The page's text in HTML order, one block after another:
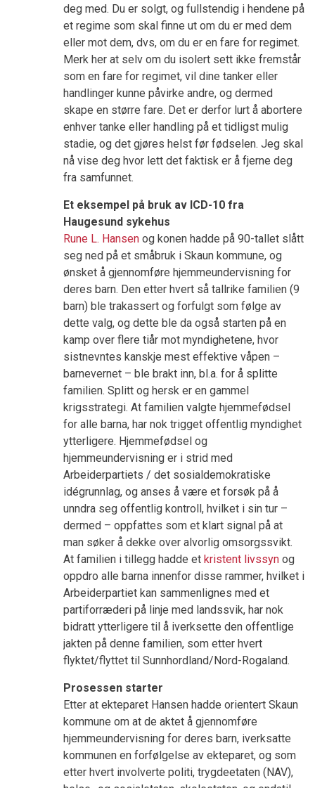
deg med. Du er solgt, og fullstendig i hendene på
et regime som skal finne ut om du er med dem
eller mot dem, dvs, om du er en fare for regimet.
Merk her at selv om du isolert sett ikke fremstår
som en fare for regimet, vil dine tanker eller
handlinger kunne påvirke andre, og dermed
skape en større fare. Det er derfor lurt å abortere
enhver tanke eller handling på et tidligst mulig
stadie, og det gjøres helst før fødselen. Jeg skal
nå vise deg hvor lett det faktisk er å fjerne deg
fra samfunnet.
Et eksempel på bruk av ICD-10 fra
Haugesund sykehus
Rune L. Hansen og konen hadde på 90-tallet slått
seg ned på et småbruk i Skaun kommune, og
ønsket å gjennomføre hjemmeundervisning for
deres barn. Den etter hvert så tallrike familien (9
barn) ble trakassert og forfulgt som følge av
dette valg, og dette ble da også starten på en
kamp over flere tiår mot myndighetene, hvor
sistnevntes kanskje mest effektive våpen –
barnevernet – ble brakt inn, bl.a. for å splitte
familien. Splitt og hersk er en gammel
krigsstrategi. At familien valgte hjemmefødsel
for alle barna, har nok trigget offentlig myndighet
ytterligere. Hjemmefødsel og
hjemmeundervisning er i strid med
Arbeiderpartiets / det sosialdemokratiske
idégrunnlag, og anses å være et forsøk på å
unndra seg offentlig kontroll, hvilket i sin tur –
dermed – oppfattes som et klart signal på at
man søker å dekke over alvorlig omsorgssvikt.
At familien i tillegg hadde et kristent livssyn og
oppdro alle barna innenfor disse rammer, hvilket i
Arbeiderpartiet kan sammenlignes med et
partiforræderi på linje med landssvik, har nok
bidratt ytterligere til å iverksette den offentlige
jakten på denne familien, som etter hvert
flyktet/flyttet til Sunnhordland/Nord-Rogaland.
Prosessen starter
Etter at ekteparet Hansen hadde orientert Skaun
kommune om at de aktet å gjennomføre
hjemmeundervisning for deres barn, iverksatte
kommunen en forfølgelse av ekteparet, og som
etter hvert involverte politi, trygdeetaten (NAV),